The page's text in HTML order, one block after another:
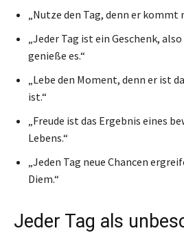
„Nutze den Tag, denn er kommt
„Jeder Tag ist ein Geschenk,
genieße es.“
„Lebe den Moment, denn er ist
ist.“
„Freude ist das Ergebnis eines
Lebens.“
„Jeden Tag neue Chancen
Diem.“
Jeder Tag als